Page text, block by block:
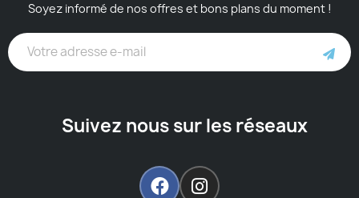
Soyez informé de nos offres et bons plans du moment !
Suivez nous sur les réseaux